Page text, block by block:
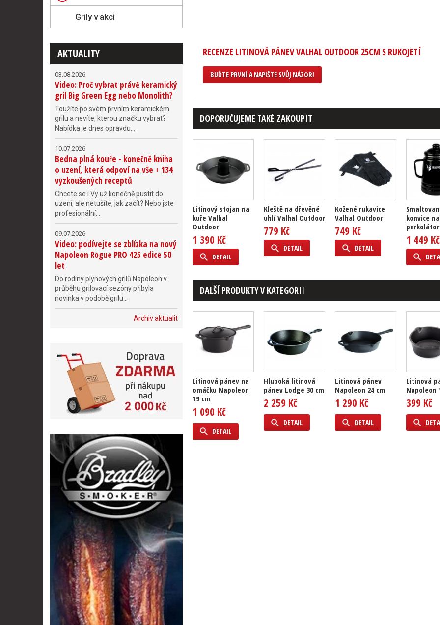
RECENZE LITINOVÁ PÁNEV VALHAL OUTDOOR 25CM S RUKOJETÍ
BUĎTE PRVNÍ A NAPIŠTE SVŮJ NÁZOR!
DOPORUČUJEME TAKÉ ZAKOUPIT
Litinový stojan na
kuře Valhal
Outdoor
1 390 Kč
DETAIL
Kleště na dřevěné
uhlí Valhal Outdoor
779 Kč
DETAIL
Kožené rukavice
Valhal Outdoor
749 Kč
DETAIL
konvice
perkolátor
1 449 Kč
DALŠÍ PRODUKTY V KATEGORII
Litinová pánev na
omáčku Napoleon
19 cm
1 090 Kč
DETAIL
Hluboká litinová
pánev Lodge 30 cm
2 259 Kč
DETAIL
Litinová pánev
Napoleon 24 cm
1 290 Kč
DETAIL
Litinová
Napoleon
399 Kč
Grily v akci
AKTUALITY
03.08.2026
Video: Proč vybrat právě keramický
gril Big Green Egg nebo Monolith?
Toužíte po svém prvním keramickém
grilu a nevíte, kterou značku vybrat?
Nabídka je dnes opravdu...
10.07.2026
Bedna plná kouře - konečně kniha
o uzení, která odpoví na vše + 134
vyzkoušených receptů
Chcete se i Vy už konečně pustit do
uzení, ale netušíte, jak začít? Nebo jste
profesionální...
09.07.2026
Video: podívejte se zblízka na nový
Napoleon Rogue PRO 425 edice 50
let
Do rodiny plynových grilů Napoleon v
průběhu grilovací sezóny přibyla
novinka v podobě grilu...
Archiv aktualit